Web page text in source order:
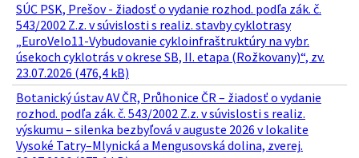
SÚC PSK, Prešov - žiadosť o vydanie rozhod. podľa zák. č.
543/2002 Z.z. v súvislosti s realiz. stavby cyklotrasy
„EuroVelo11-Vybudovanie cykloinfraštruktúry na vybr.
úsekoch cyklotrás v okrese SB, II. etapa (Rožkovany)“, zv.
23.07.2026 (476,4 kB)
Botanický ústav AV ČR, Průhonice ČR – žiadosť o vydanie
rozhod. podľa zák. č. 543/2002 Z.z. v súvislosti s realiz.
výskumu – silenka bezbyľová v auguste 2026 v lokalite
Vysoké Tatry–Mlynická a Mengusovská dolina, zverej.